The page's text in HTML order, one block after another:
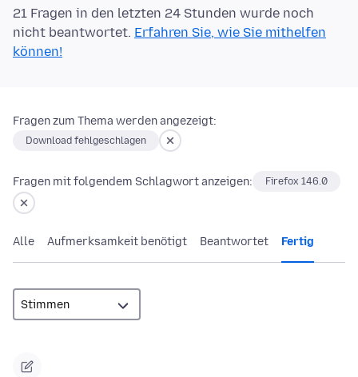
21 Fragen in den letzten 24 Stunden wurde noch
nicht beantwortet. Erfahren Sie, wie Sie mithelfen
können!
Fragen zum Thema werden angezeigt:
Download fehlgeschlagen
Fragen mit folgendem Schlagwort anzeigen: Firefox 146.0
Alle Aufmerksamkeit benötigt Beantwortet Fertig